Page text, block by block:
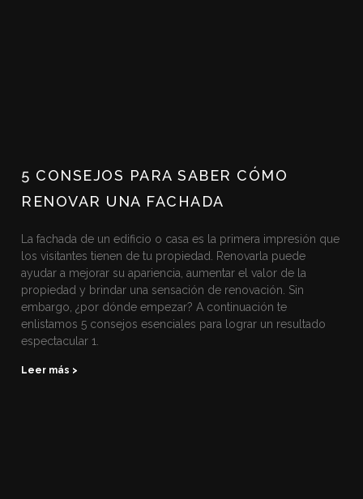
5 CONSEJOS PARA SABER CÓMO
RENOVAR UNA FACHADA
La fachada de un edificio o casa es la primera impresión que
los visitantes tienen de tu propiedad. Renovarla puede
ayudar a mejorar su apariencia, aumentar el valor de la
propiedad y brindar una sensación de renovación. Sin
embargo, ¿por dónde empezar? A continuación te
enlistamos 5 consejos esenciales para lograr un resultado
espectacular 1.
Leer más >